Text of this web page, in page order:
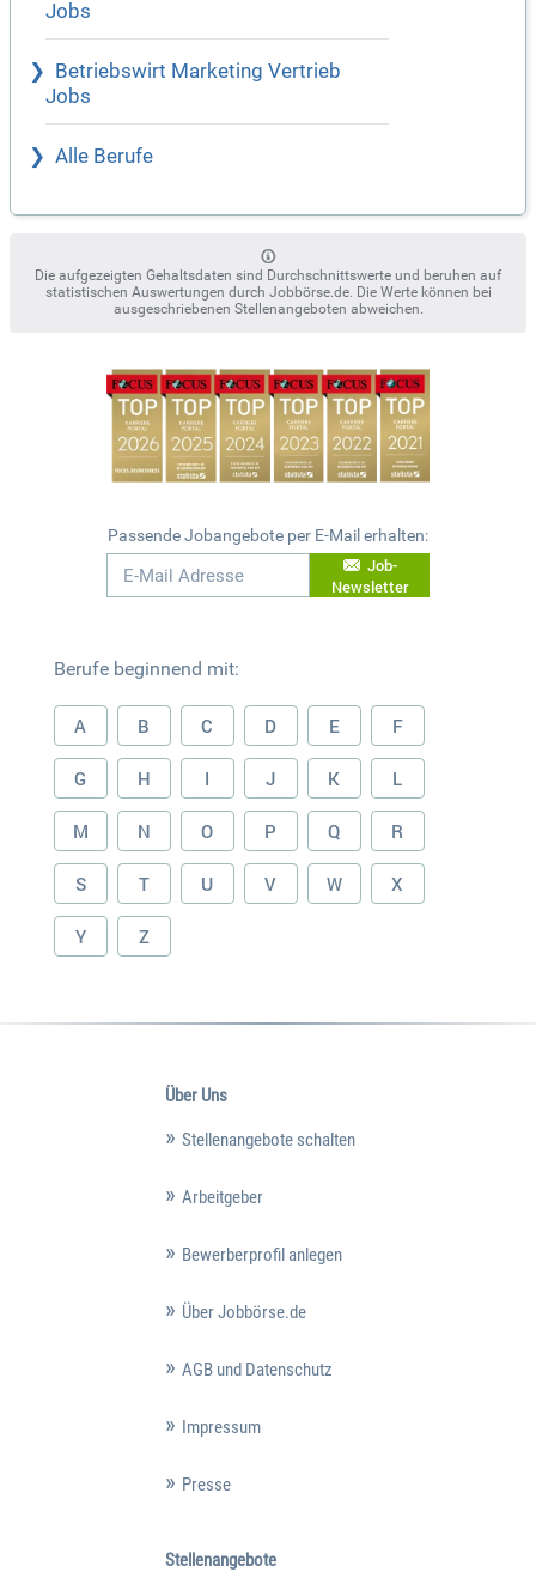
Jobs
Betriebswirt Marketing Vertrieb
Jobs
Alle Berufe
Die aufgezeigten Gehaltsdaten sind Durchschnittswerte und beruhen auf
statistischen Auswertungen durch Jobbörse.de. Die Werte können bei
ausgeschriebenen Stellenangeboten abweichen.
Passende Jobangebote per E-Mail erhalten:
Job-
Newsletter
Berufe beginnend mit:
A B C D E F
G H I J K L
M N O P Q R
S T U V W X
Y Z
Über Uns
Stellenangebote schalten
Arbeitgeber
Bewerberprofil anlegen
Über Jobbörse.de
AGB und Datenschutz
Impressum
Presse
Stellenangebote